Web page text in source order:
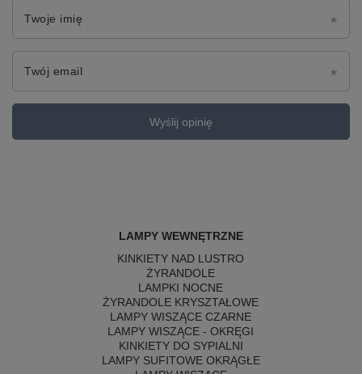
Twoje imię
Twój email
Wyślij opinię
LAMPY WEWNĘTRZNE
KINKIETY NAD LUSTRO
ŻYRANDOLE
LAMPKI NOCNE
ŻYRANDOLE KRYSZTAŁOWE
LAMPY WISZĄCE CZARNE
LAMPY WISZĄCE - OKRĘGI
KINKIETY DO SYPIALNI
LAMPY SUFITOWE OKRĄGŁE